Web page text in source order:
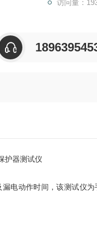
访问量：
护器测试仪
电动作时间，该测试仪